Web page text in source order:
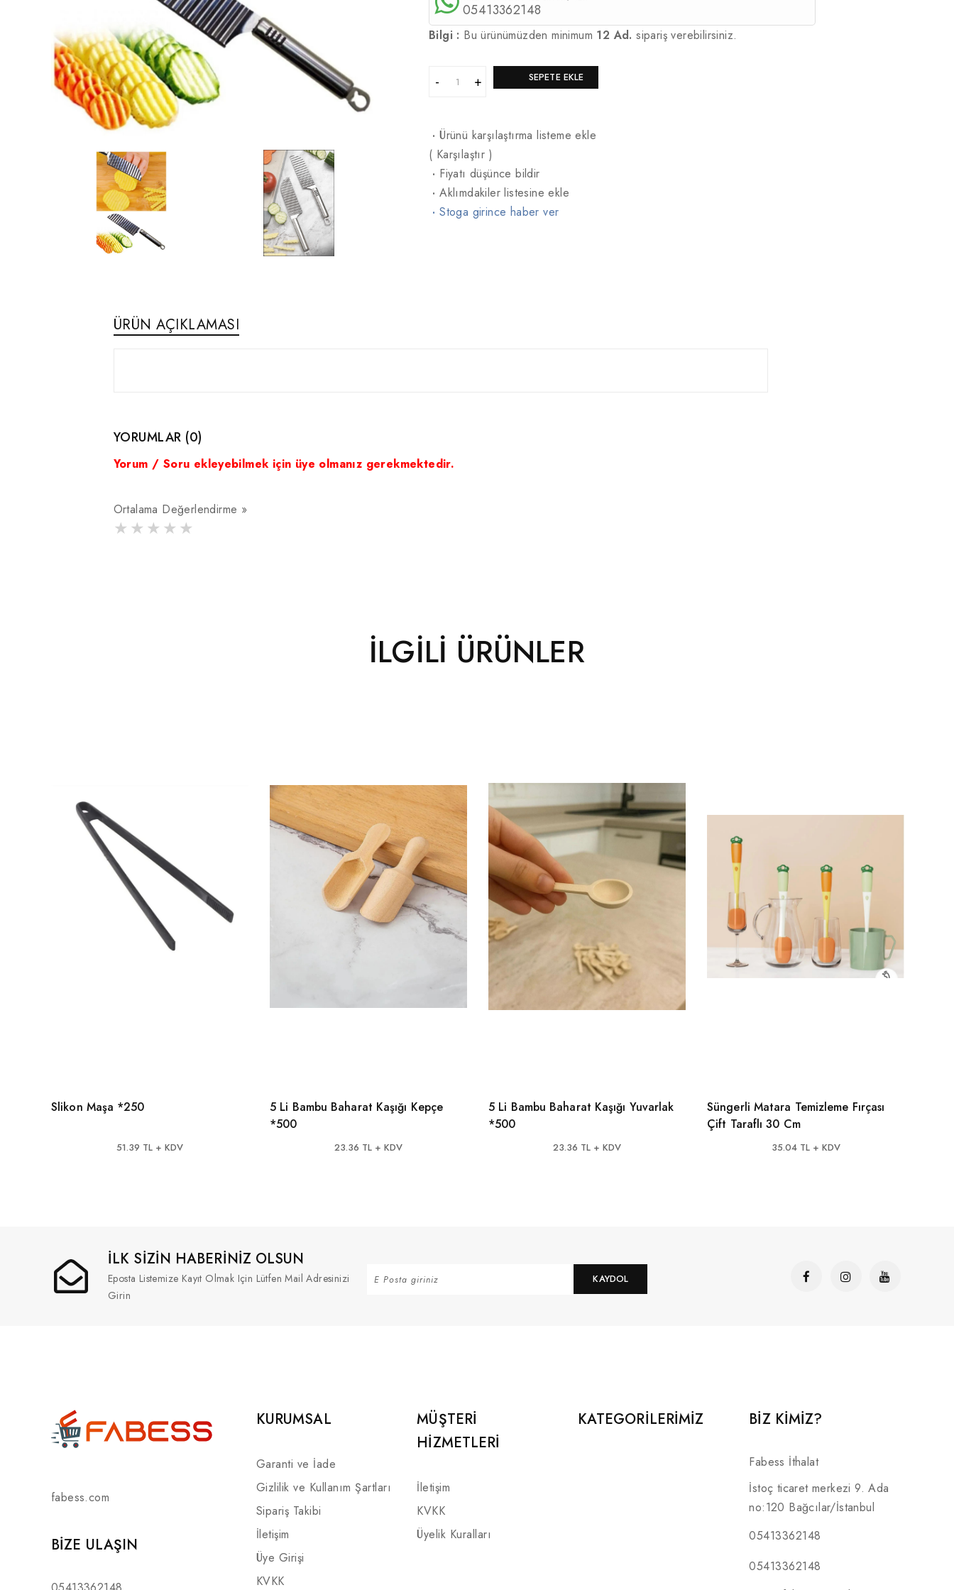
05413362148
Bilgi : Bu ürünümüzden minimum 12 Ad. sipariş verebilirsiniz.
SEPETE EKLE
·Ürünü karşılaştırma listeme ekle
( Karşılaştır )
· Fiyatı düşünce bildir
·Aklımdakiler listesine ekle
·Stoga girince haber ver
ÜRÜN AÇIKLAMASI
YORUMLAR (0)
Yorum / Soru ekleyebilmek için üye olmanız gerekmektedir.
Ortalama Değerlendirme »
İLGILI ÜRÜNLER
Slikon Maşa *250
51.39 TL + KDV
5 Li Bambu Baharat Kaşığı Kepçe
*500
23.36 TL + KDV
5 Li Bambu Baharat Kaşığı Yuvarlak
*500
23.36 TL + KDV
Süngerli Matara Temizleme Fırçası
Çift Taraflı 30 Cm
35.04 TL + KDV
İLK SİZİN HABERİNİZ OLSUN
Eposta Listemize Kayıt Olmak Için Lütfen Mail Adresinizi
Girin
KAYDOL
fabess.com
BIZE ULAŞIN
KURUMSAL
Garanti ve İade
Gizlilik ve Kullanım Şartları
Sipariş Takibi
İletişim
Üye Girişi
KVKK
MÜŞTERI
HIZMETLERI
İletişim
KVKK
Üyelik Kuralları
KATEGORILERIMIZ BİZ KİMİZ?
Fabess İthalat
İstoç ticaret merkezi 9. Ada
no:120 Bağcılar/İstanbul
05413362148
05413362148